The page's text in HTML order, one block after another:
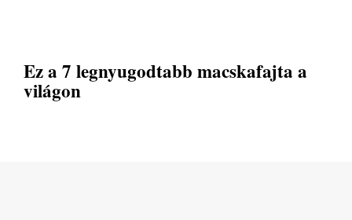
Ez a 7 legnyugodtabb macskafajta a
világon